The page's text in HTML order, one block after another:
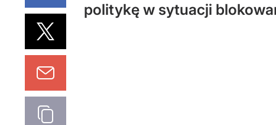
politykę w sytuacji